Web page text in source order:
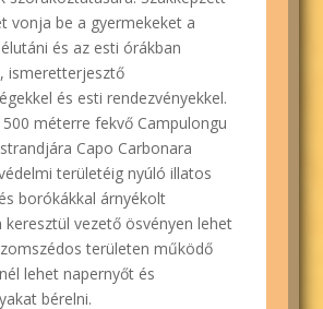
vonja be a gyermekeket a
és az esti órákban
ismeretterjesztő
és esti rendezvényekkel.
500 méterre fekvő Campulongu
Capo Carbonara
területéig nyúló illatos
borókákkal árnyékolt
keresztül vezető ösvényen lehet
területen működő
lehet napernyőt és
bérelni.